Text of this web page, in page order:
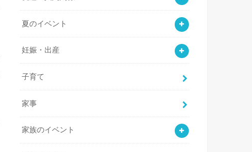
夏のイベント
妊娠・出産
子育て
家事
家族のイベント